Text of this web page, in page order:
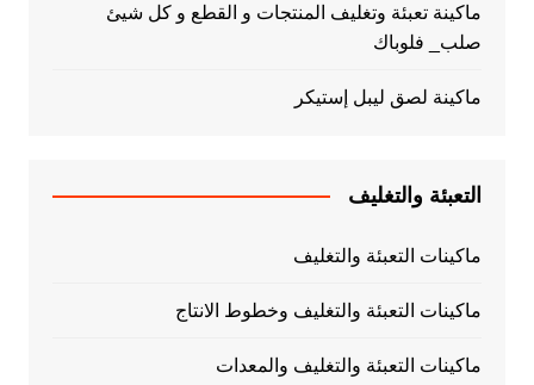
ماكينة تعبئة وتغليف المنتجات و القطع و كل شيئ
صلب_ فلوباك
ماكينة لصق ليبل إستيكر
التعبئة والتغليف
ماكينات التعبئة والتغليف
ماكينات التعبئة والتغليف وخطوط الانتاج
ماكينات التعبئة والتغليف والمعدات